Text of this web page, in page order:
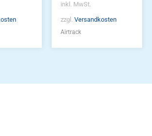
inkl. MwSt.
zzgl. Versandkosten
Airtrack